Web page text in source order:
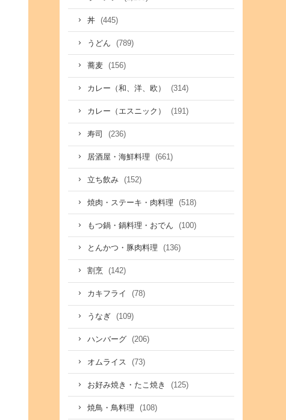
丼 (445)
うどん (789)
蕎麦 (156)
カレー（和、洋、欧） (314)
カレー（エスニック） (191)
寿司 (236)
居酒屋・海鮮料理 (661)
立ち飲み (152)
焼肉・ステーキ・肉料理 (518)
もつ鍋・鍋料理・おでん (100)
とんかつ・豚肉料理 (136)
割烹 (142)
カキフライ (78)
うなぎ (109)
ハンバーグ (206)
オムライス (73)
お好み焼き・たこ焼き (125)
焼鳥・鳥料理 (108)